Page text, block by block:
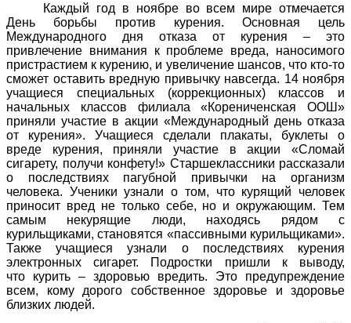
Каждый год в ноябре во всем мире отмечается
День борьбы против курения. Основная цель
Международного дня отказа от курения – это
привлечение внимания к проблеме вреда, наносимого
пристрастием к курению, и увеличение шансов, что кто-то
сможет оставить вредную привычку навсегда. 14 ноября
учащиеся специальных (коррекционных) классов и
начальных классов филиала «Корениченская ООШ»
приняли участие в акции «Международный день отказа
от курения». Учащиеся сделали плакаты, буклеты о
вреде курения, приняли участие в акции «Сломай
сигарету, получи конфету!» Старшеклассники рассказали
о последствиях пагубной привычки на организм
человека. Ученики узнали о том, что курящий человек
приносит вред не только себе, но и окружающим. Тем
самым некурящие люди, находясь рядом с
курильщиками, становятся «пассивными курильщиками».
Также учащиеся узнали о последствиях курения
электронных сигарет. Подростки пришли к выводу,
что курить – здоровью вредить. Это предупреждение
всем, кому дорого собственное здоровье и здоровье
близких людей.